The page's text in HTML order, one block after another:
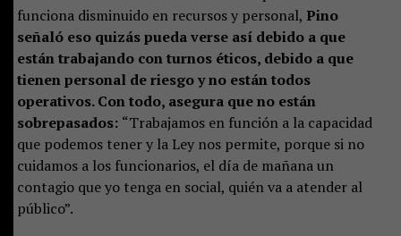
funciona disminuido en recursos y personal, Pino
señaló eso quizás pueda verse así debido a que
están trabajando con turnos éticos, debido a que
tienen personal de riesgo y no están todos
operativos. Con todo, asegura que no están
sobrepasados: “Trabajamos en función a la capacidad
que podemos tener y la Ley nos permite, porque si no
cuidamos a los funcionarios, el día de mañana un
contagio que yo tenga en social, quién va a atender al
público”.